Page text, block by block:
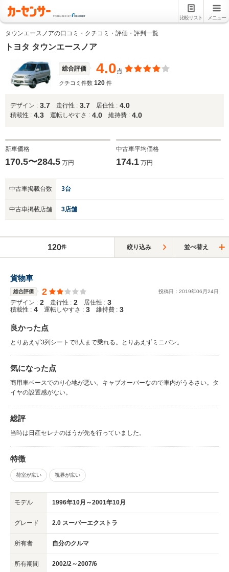
比較リスト メニュー
タウンエースノアの口コミ・クチコミ・評価・評判一覧
トヨタ タウンエースノア
総合評価 4.0点
クチコミ件数 120 件
デザイン : 3.7 走行性 : 3.7 居住性 : 4.0
積載性 : 4.3 運転しやすさ : 4.0 維持費 : 4.0
新車価格
170.5〜284.5 万円
中古車平均価格
174.1万円
中古車掲載台数 3台
中古車掲載店舗 3店舗
120件 絞り込み 並べ替え
貨物車
総合評価 2 投稿日： 2019年06 月24日
デザイン : 2 走行性 : 2 居住性 : 3
積載性 : 4 運転しやすさ : 3 維持費 : 3
良かった点
とりあえず3列シートで8人まで乗れる。とりあえずミニバン。
気になった点
商用車ベースでのり心地が悪い。キャブオーバーなので車内がうるさい。タ
イヤの設置感がない。
総評
当時は日産セレナのほうが先を行っていました。
特徴
荷室が広い 視界が広い
モデル 1996年10月～2001年10月
グレード 2.0 スーパーエクストラ
所有者 自分のクルマ
所有期間 2002/2～2007/6